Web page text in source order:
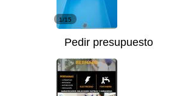
1/15
Pedir presupuesto